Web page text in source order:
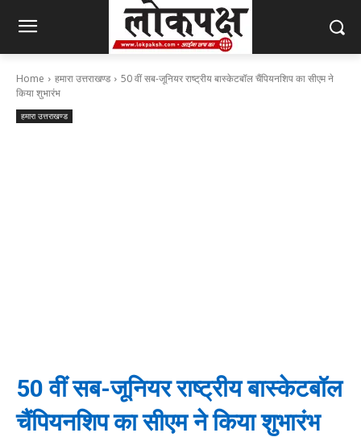
Home हमारा उत्तराखण्ड
50 वीं सब-जूनियर राष्ट्रीय बास्केटबॉल चैंपियनशिप का सीएम ने
किया शुभारंभ
हमारा उत्तराखण्ड
50 वीं सब-जूनियर राष्ट्रीय बास्केटबॉल
चैंपियनशिप का सीएम ने किया शुभारंभ